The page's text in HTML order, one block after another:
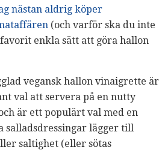
nästan aldrig köper
(och varför ska du inte
enkla sätt att göra hallon
vegansk hallon vinaigrette är
val att servera på en nutty
är ett populärt val med en
salladsdressingar lägger till
saltighet (eller sötas